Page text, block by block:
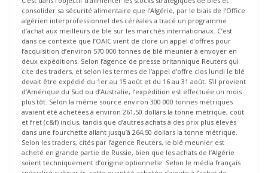
consolider sa sécurité alimentaire que l’Algérie, par le biais de l’Office
algérien interprofessionnel des céréales a tracé un programme
d’achat aux meilleurs de blé sur les marchés internationaux. C’est
dans ce contexte que l’OAIC vient de clore un appel d’offres pour
l’acquisition d’environ 570 000 tonnes de blé meunier à envoyer en
deux expéditions. Selon l’agence de presse britannique Reuters qui
cite des traders, et selon les termes de l’appel d’offre clos lundi le blé
devait être expédié du 1er au 15 août et du 16 au 31 août. S’il provient
d’Amérique du Sud ou d’Australie, l’expédition est effectuée un mois
plus tôt. Selon la même source environ 300 000 tonnes métriques
avaient été achetées à environ 261,50 dollars la tonne métrique, coût
et fret (c&f) inclus, tandis que d’autres achats à des prix plus élevés
dans une fourchette allant jusqu’à 264,50 dollars la tonne métrique.
Selon les traders, cités par l’agence Reuters, le blé meunier est
acheté en grande partie de Russie, bien que les achats de l’Algérie
soient techniquement d’origine optionnelle. Selon le média français